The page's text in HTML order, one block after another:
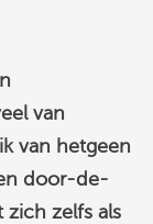
van
van hetgeen
door-de-
zelfs als